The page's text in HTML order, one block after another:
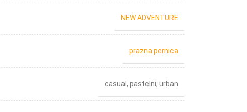
NEW ADVENTURE
prazna pernica
casual , pastelni, urban